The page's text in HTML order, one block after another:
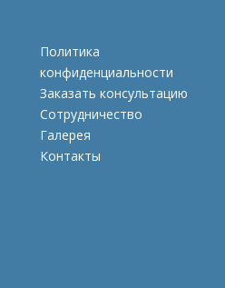
Политика
конфиденциальности
Заказать консультацию
Сотрудничество
Галерея
Контакты